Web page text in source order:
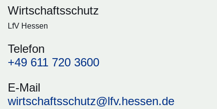
Wirtschaftsschutz
LfV Hessen
Telefon
+49 611 720 3600
E-Mail
wirtschaftsschutz@lfv.hessen.de